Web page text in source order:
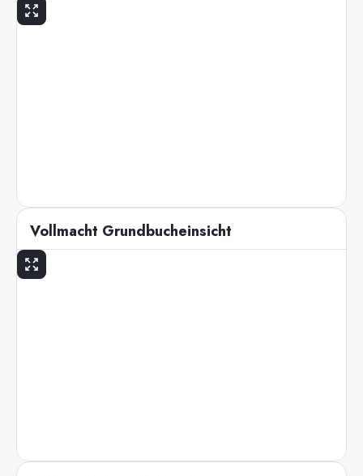
Vollmacht Grundbucheinsicht